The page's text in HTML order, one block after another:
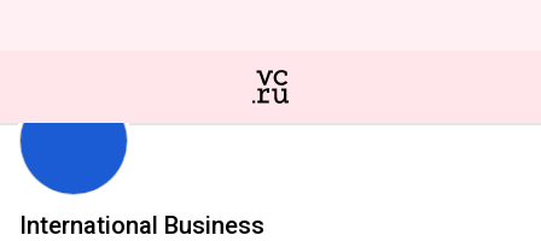
International Business